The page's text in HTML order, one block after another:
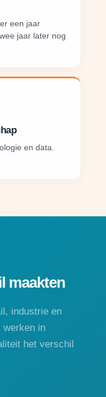
een jaar
jaar later nog
en data.
maakten
industrie en
werken in
het verschil